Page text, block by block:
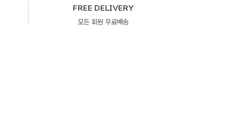
FREE DELIVERY
모든 회원 무료배송